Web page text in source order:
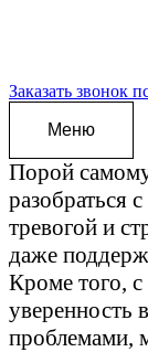
Заказать звонок
Меню
Порой
разобраться
тревогой и
даже
Кроме того,
уверенность
проблемами,